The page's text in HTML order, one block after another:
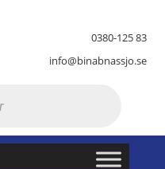
0380-125 83
info@binabnassjo.se